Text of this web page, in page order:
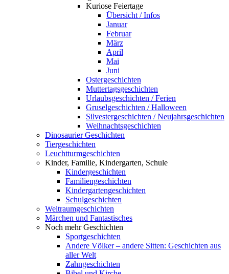
Kuriose Feiertage
Übersicht / Infos
Januar
Februar
März
April
Mai
Juni
Ostergeschichten
Muttertagsgeschichten
Urlaubsgeschichten / Ferien
Gruselgeschichten / Halloween
Silvestergeschichten / Neujahrsgeschichten
Weihnachtsgeschichten
Dinosaurier Geschichten
Tiergeschichten
Leuchtturmgeschichten
Kinder, Familie, Kindergarten, Schule
Kindergeschichten
Familiengeschichten
Kindergartengeschichten
Schulgeschichten
Weltraumgeschichten
Märchen und Fantastisches
Noch mehr Geschichten
Sportgeschichten
Andere Völker – andere Sitten: Geschichten aus
aller Welt
Zahngeschichten